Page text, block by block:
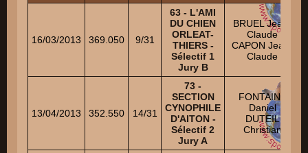
16/03/2013 369.050 9/31
63 - L'AMI
DU CHIEN
ORLEAT-
THIERS -
Sélectif 1
Jury B
BRUEL Jean-
Claude
CAPON Jean-
Claude
13/04/2013 352.550 14/31
73 -
SECTION
CYNOPHILE
D'AITON -
Sélectif 2
Jury A
FONTAINE
Daniel
DUTEIL
Christian